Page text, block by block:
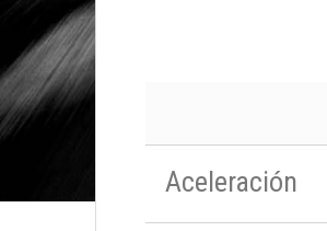
Aceleración